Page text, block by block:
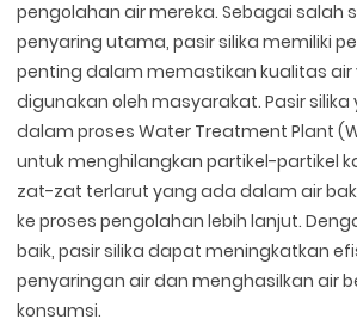
pengolahan air mereka. Sebagai salah
penyaring utama, pasir silika memiliki
penting dalam memastikan kualitas
digunakan oleh masyarakat. Pasir
dalam proses Water Treatment Plant
untuk menghilangkan partikel-partikel
zat-zat terlarut yang ada dalam air
ke proses pengolahan lebih lanjut.
baik, pasir silika dapat meningkatkan
penyaringan air dan menghasilkan air
konsumsi.